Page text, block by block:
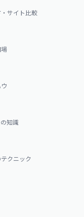
サイト比較
知識
クニック